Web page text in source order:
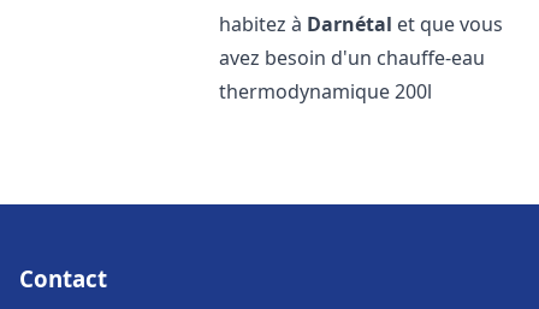
habitez à Darnétal et que vous
avez besoin d'un chauffe-eau
thermodynamique 200l
Contact